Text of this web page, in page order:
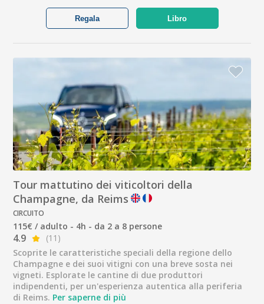
Libro
Regala
Tour mattutino dei viticoltori della
Champagne, da Reims
CIRCUITO
115€ / adulto - 4h - da 2 a 8 persone
4.9
(11)
Scoprite le caratteristiche speciali della regione dello
Champagne e dei suoi vitigni con una breve sosta nei
vigneti. Esplorate le cantine di due produttori
indipendenti, per un'esperienza autentica alla periferia
di Reims. Per saperne di più